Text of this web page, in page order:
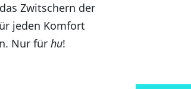
Zwitschern der
jeden Komfort
Nur fürhu!